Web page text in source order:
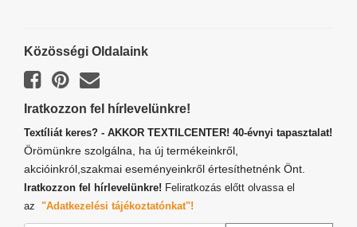
Közösségi Oldalaink
Iratkozzon fel hírlevelünkre!
Textíliát keres? - AKKOR TEXTILCENTER! 40-évnyi tapasztalat!
Örömünkre szolgálna, ha új termékeinkről,
akcióinkról,szakmai eseményeinkről értesíthetnénk Önt.
Iratkozzon fel hírlevelünkre! Feliratkozás előtt olvassa el
az "Adatkezelési tájékoztatónkat"!